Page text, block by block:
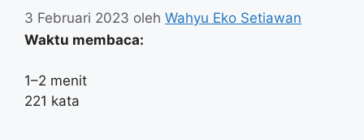
3 Februari 2023 oleh Wahyu Eko Setiawan
Waktu membaca:
1–2 menit
221 kata